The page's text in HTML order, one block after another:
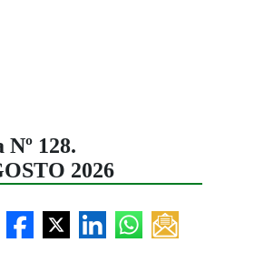
128.
2026